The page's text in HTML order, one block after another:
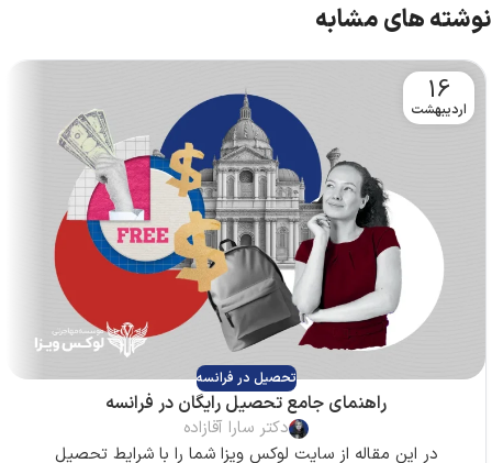
نوشته های مشابه
16
اردیبهشت
تحصیل در فرانسه
راهنمای جامع تحصیل رایگان در فرانسه
دکتر سارا آقازاده
در این مقاله از سایت لوکس ویزا شما را با شرایط تحصیل